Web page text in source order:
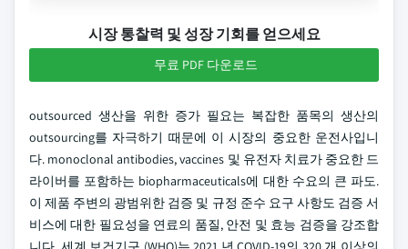
시장 통찰력 및 성장 기회를 얻으세요
무료 PDF 다운로드
outsourced 생산을 위한 증가 필요는 복잡한 품목의 생산의
outsourcing를 자극하기 때문에 이 시장의 중요한 운전사입니
다. monoclonal antibodies, vaccines 및 유전자 치료가 중요한 드
라이버를 포함하는 biopharmaceuticals에 대한 수요의 큰 파도.
이 제품 주변의 광범위한 검증 및 규정 준수 요구 사항도 검증 서
비스에 대한 필요성을 연료의 품질, 안전 및 효능 검증을 강조합